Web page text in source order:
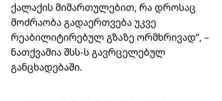
ქალაქის მიმართულებით, რა დროსაც
მოძრაობა გადაერთვება უკვე
რეაბილიტირებულ გზაზე ორმხრივად”, –
ნათქვამია შსს-ს გავრცელებულ
განცხადებაში.